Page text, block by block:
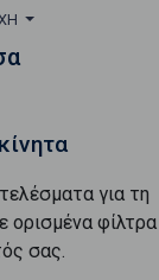
για τη
ορισμένα
σας.